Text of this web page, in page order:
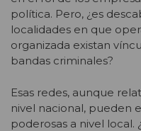
política. Pero, ¿es
localidades en que
organizada existan
bandas criminales?
Esas redes, aunque
nivel nacional, pueden
poderosas a nivel local.